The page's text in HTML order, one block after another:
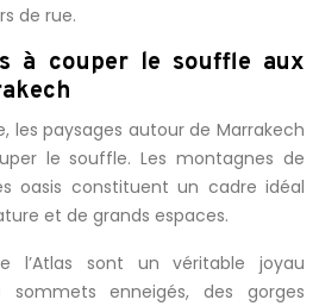
de rue.
à couper le souffle aux
les paysages autour de Marrakech
le souffle. Les montagnes de
oasis constituent un cadre idéal
et de grands espaces.
l’Atlas sont un véritable joyau
enneigés, des gorges